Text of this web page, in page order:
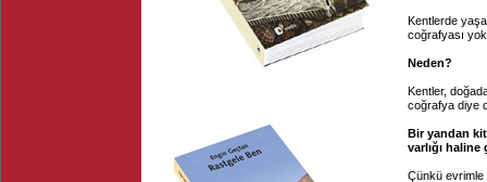
Kentlerde
coğrafyası
Neden?
Kentler,
coğrafya diye
Bir yandan
varlığı
Çünkü evrimle